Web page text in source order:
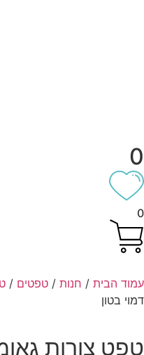
הבית/חנות/טפטים/
בטון
צורות